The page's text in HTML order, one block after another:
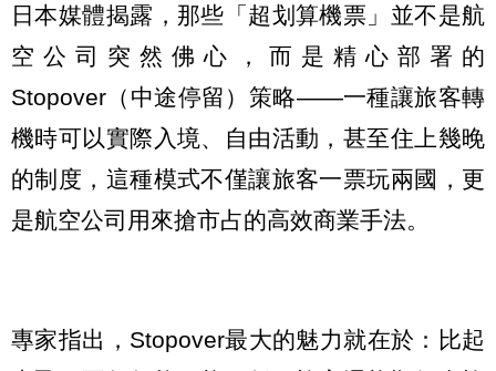
日本媒體揭露，那些「超划算機票」並不是航
空公司突然佛心，而是精心部署的
Stopover（中途停留）策略——一種讓旅客轉
機時可以實際入境、自由活動，甚至住上幾晚
的制度，這種模式不僅讓旅客一票玩兩國，更
是航空公司用來搶市占的高效商業手法。
專家指出，Stopover最大的魅力就在於：比起